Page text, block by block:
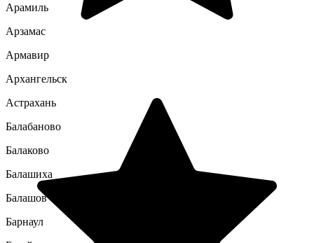
Арамиль
Арзамас
Армавир
Архангельск
Астрахань
Балабаново
Балаково
Балашиха
Балашов
Барнаул